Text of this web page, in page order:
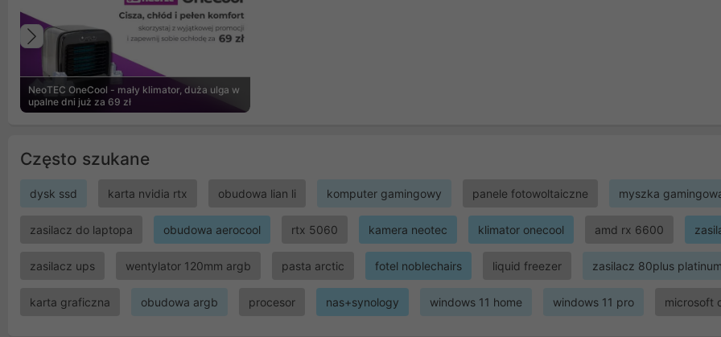
NeoTEC OneCool - mały klimator, duża ulga w
upalne dni już za 69 zł
Poprzedni
Często szukane
dysk ssd karta nvidia rtx obudowa lian li komputer gamingowy panele fotowoltaiczne myszka
zasilacz do laptopa obudowa aerocool rtx 5060 kamera neotec klimator onecool amd rx 6600
zasilacz ups wentylator 120mm argb pasta arctic fotel noblechairs liquid freezer zasilacz 80plus platinum
karta graficzna obudowa argb procesor nas+synology windows 11 home windows 11 pro microsoft